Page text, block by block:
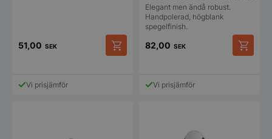
51,00 SEK
Vi prisjämför
Elegant men ändå robust.
Handpolerad, högblank
spegelfinish.
82,00 SEK
Vi prisjämför